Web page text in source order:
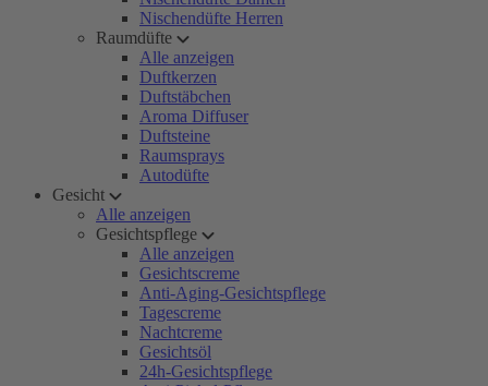
Nischendüfte Herren
Raumdüfte
Alle anzeigen
Duftkerzen
Duftstäbchen
Aroma Diffuser
Duftsteine
Raumsprays
Autodüfte
Gesicht
Alle anzeigen
Gesichtspflege
Alle anzeigen
Gesichtscreme
Anti-Aging-Gesichtspflege
Tagescreme
Nachtcreme
Gesichtsöl
24h-Gesichtspflege